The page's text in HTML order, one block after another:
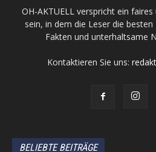
OH-AKTUELL verspricht ein
sein, in dem die Leser die
Fakten und unterhaltsame
Kontaktieren Sie uns:
BELIEBTE BEITRÄGE